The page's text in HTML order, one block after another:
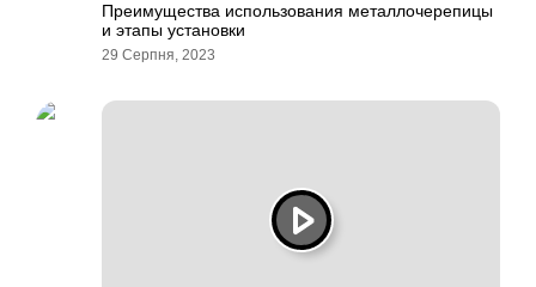
Преимущества использования металлочерепицы
и этапы установки
29 Серпня, 2023